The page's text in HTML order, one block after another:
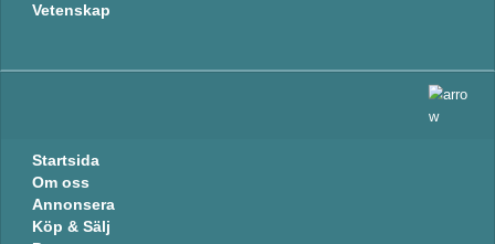
Vetenskap
Startsida
Om oss
Annonsera
Köp & Sälj